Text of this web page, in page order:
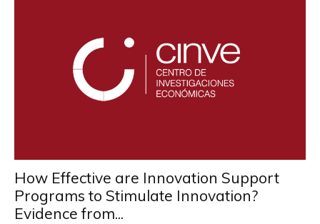
How Effective are Innovation Support
Programs to Stimulate Innovation?
Evidence from...